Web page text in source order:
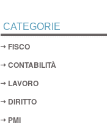
CATEGORIE
FISCO
CONTABILITÀ
LAVORO
DIRITTO
PMI